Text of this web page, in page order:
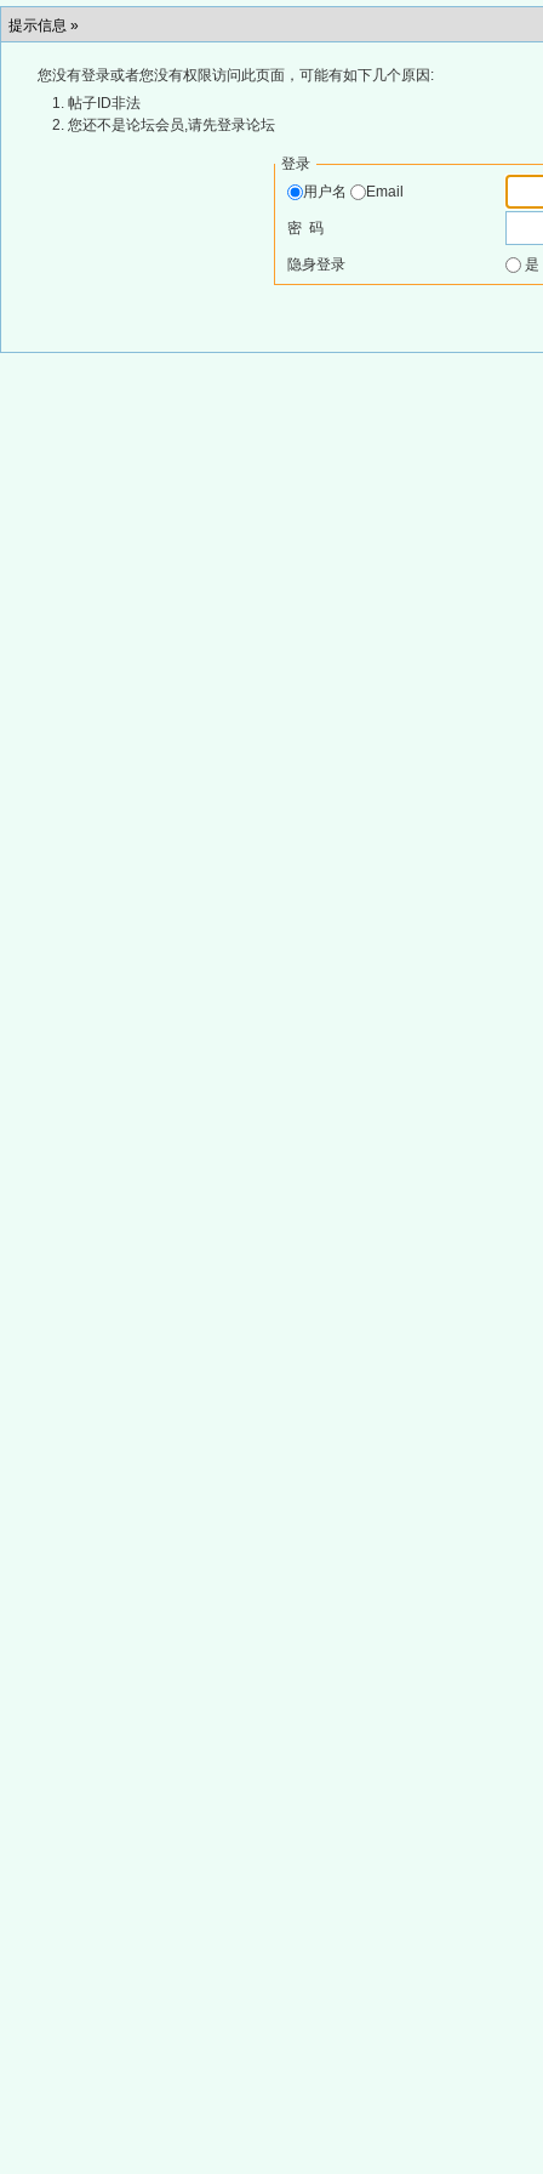
提示信息 »
您没有登录或者您没有权限访问此页面，可能有如下几个原因:
帖子ID非法
您还不是论坛会员,请先登录论坛
登录
用户名
Email
密 码
隐身登录